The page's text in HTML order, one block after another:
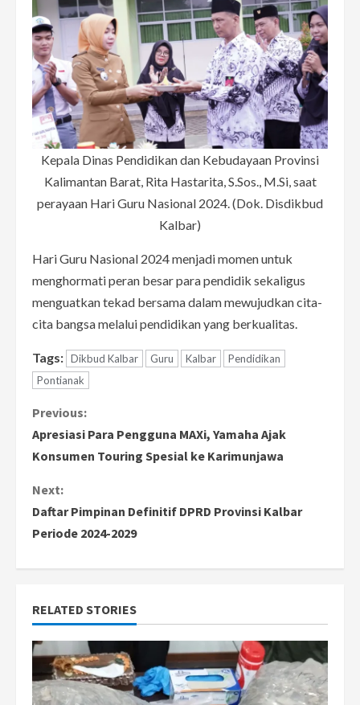
Kepala Dinas Pendidikan dan Kebudayaan Provinsi
Kalimantan Barat, Rita Hastarita, S.Sos., M.Si, saat
perayaan Hari Guru Nasional 2024. (Dok. Disdikbud
Kalbar)
Hari Guru Nasional 2024 menjadi momen untuk
menghormati peran besar para pendidik sekaligus
menguatkan tekad bersama dalam mewujudkan cita-
cita bangsa melalui pendidikan yang berkualitas.
Tags: Dikbud Kalbar Guru Kalbar
Pendidikan
Pontianak
C
o
n
t
u
e
R
Previous:
Apresiasi Para Pengguna MAXi, Yamaha Ajak
Konsumen Touring Spesial ke Karimunjawa
Next:
Daftar Pimpinan Definitif DPRD Provinsi Kalbar
Periode 2024-2029
RELATED STORIES